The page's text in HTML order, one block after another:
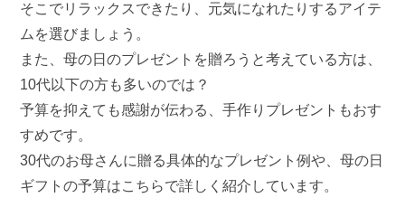
そこでリラックスできたり、元気になれたりするアイテ
ムを選びましょう。
また、母の日のプレゼントを贈ろうと考えている方は、
10代以下の方も多いのでは？
予算を抑えても感謝が伝わる、手作りプレゼントもおす
すめです。
30代のお母さんに贈る具体的なプレゼント例や、母の日
ギフトの予算はこちらで詳しく紹介しています。